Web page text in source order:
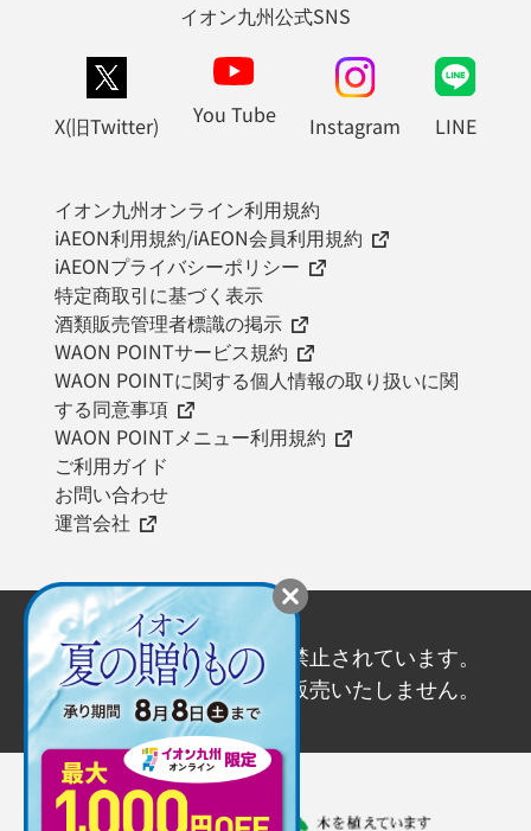
イオン九州公式SNS
X(旧Twitter) You Tube Instagram LINE
イオン九州オンライン利用規約
iAEON利用規約/iAEON会員利用規約
iAEONプライバシーポリシー
特定商取引に基づく表示
酒類販売管理者標識の掲示
WAON POINTサービス規約
WAON POINTに関する個人情報の取り扱いに関
する同意事項
WAON POINTメニュー利用規約
ご利用ガイド
お問い合わせ
運営会社
20歳未満の飲酒は法律で禁止されています。
20歳未満の方にはお酒を販売いたしません。